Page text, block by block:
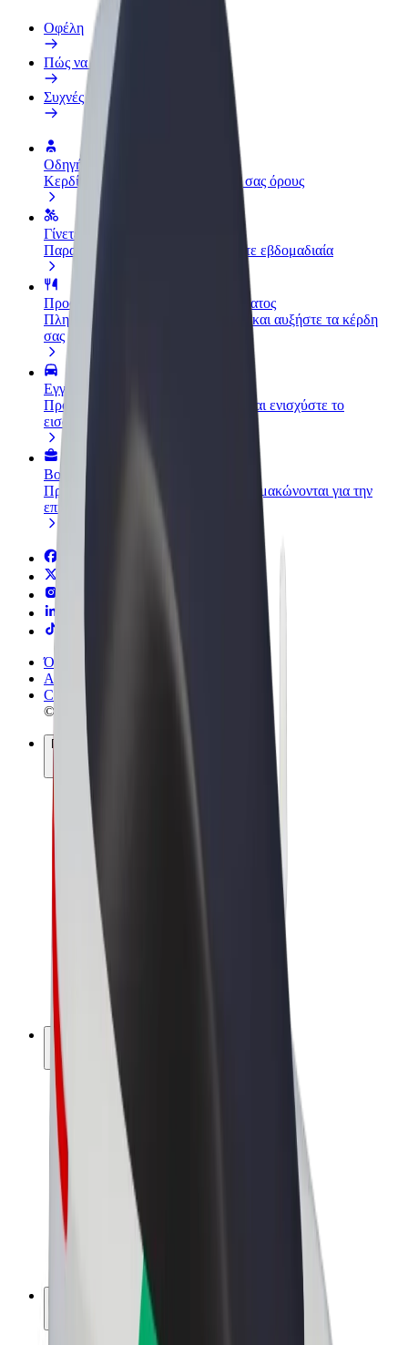
Οφέλη
Πώς να συμμετάσχετε
Συχνές Ερωτήσεις
Οδηγήστε
Κερδίστε χρήματα με τους δικούς σας όρους
Γίνετε courier
Παραδώστε φαγητό και πληρώνεστε εβδομαδιαία
Προσθήκη εστιατορίου ή καταστήματος
Πλησιάστε περισσότερους πελάτες και αυξήστε τα κέρδη
σας
Εγγραφείτε ως ιδιοκτήτης στόλου
Προσθέστε το στόλο σας στο Bolt και ενισχύστε το
εισόδημά σας
Bolt for Business
Προϊόντα και υπηρεσίες Bolt που κλιμακώνονται για την
επιχείρησή σας
Όροι & Προϋποθέσεις
Απόρρητο
Cookies
© 2026 Bolt Technology OÜ
Προϊόντα
Διαδρομές
Σκούτερς
Αγορά Bolt
Bolt Food
Bolt Drive
Bolt for Business
Ηλεκτρικά ποδήλατα
Bolt Plus
Κερδίστε με Bolt
Οδηγοί
Απολαβές οδηγών
Διανομείς
Απολαβές διανομέων
Bolt Εμπόρους Τροφίμων